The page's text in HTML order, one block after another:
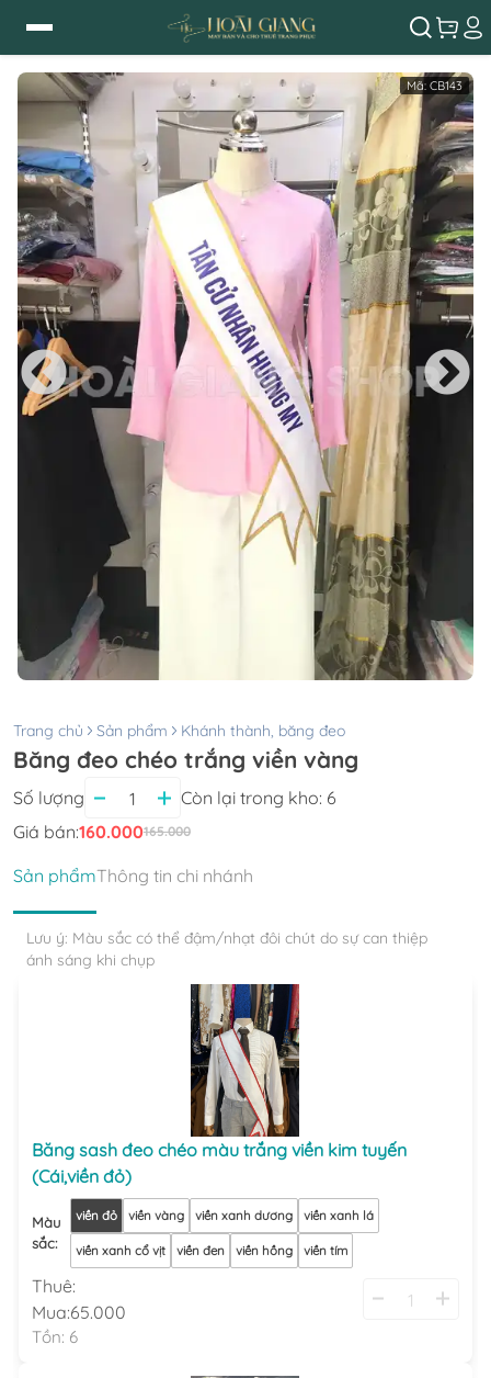
Mã: CB143
Trang chủ Sản phẩm Khánh thành, băng đeo
Băng đeo chéo trắng viền vàng
Số lượng Còn lại trong kho: 6
Giá bán:160.000165.000
Sản phẩmThông tin chi nhánh
Lưu ý: Màu sắc có thể đậm/nhạt đôi chút do sự can thiệp
ánh sáng khi chụp
Băng sash đeo chéo màu trắng viền kim tuyến
(Cái,viền đỏ)
Màu
sắc:
viền đỏ viền vàng viền xanh dương viền xanh lá
viền xanh cổ vịt viền đen viền hồng viền tím
Thuê:
Mua:65.000
Tồn: 6